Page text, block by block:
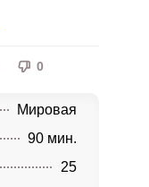
0
Мировая
90 мин.
25